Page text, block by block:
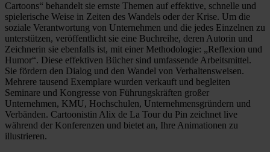
Cartoons“ behandelt sie ernste Themen auf effektive, schnelle und
spielerische Weise in Zeiten des Wandels oder der Krise. Um die
soziale Verantwortung von Unternehmen und die jedes Einzelnen zu
unterstützen, veröffentlicht sie eine Buchreihe, deren Autorin und
Zeichnerin sie ebenfalls ist, mit einer Methodologie: „Reflexion und
Humor“. Diese effektiven Bücher sind umfassende Arbeitsmittel.
Sie fördern den Dialog und den Wandel von Verhaltensweisen.
Mehrere tausend Exemplare wurden verkauft und begleiten
Seminare und Kongresse von Führungskräften großer
Unternehmen, KMU, Hochschulen, Unternehmensgründern und
Verbänden. Cartoonistin Alix de La Tour du Pin zeichnet live
während der Konferenzen und bietet an, Ihre Animationen zu
illustrieren.